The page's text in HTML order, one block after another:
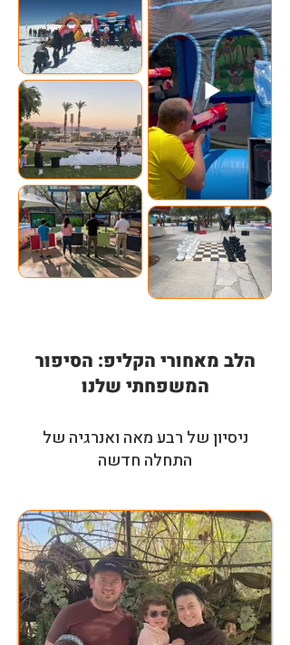
הלב מאחורי הקליפ: הסיפור
המשפחתי שלנו
ניסיון של רבע מאה ואנרגיה של
התחלה חדשה